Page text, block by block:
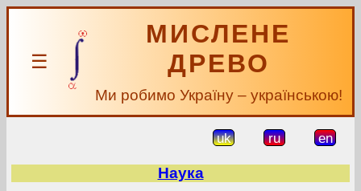
☰
МИСЛЕНЕ
ДРЕВО
Ми робимо Україну – українською!
uk ru en
Наука